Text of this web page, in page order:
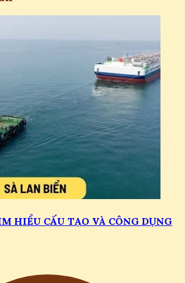
HIỂU CẤU TẠO VÀ CÔNG DỤNG